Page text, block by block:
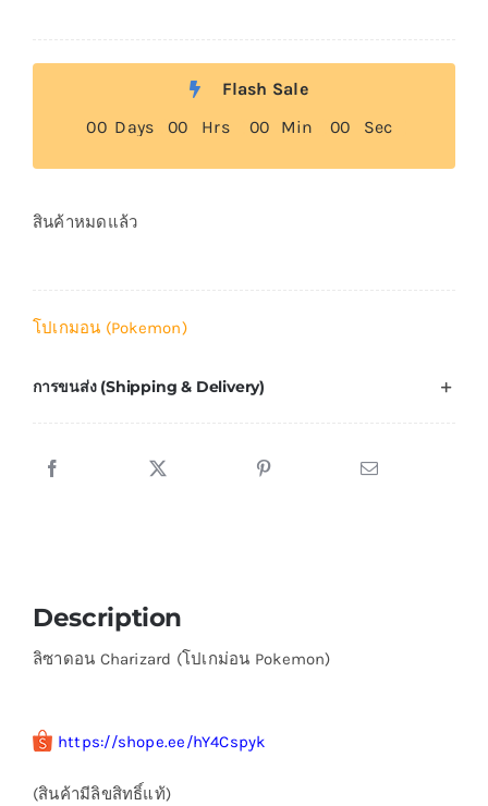
Flash Sale
00 Days 00 Hrs 00 Min 00 Sec
สินค้าหมดแล้ว
โปเกมอน (Pokemon)
การขนส่ง (Shipping & Delivery)
Description
ลิซาดอน Charizard (โปเกม่อน Pokemon)
https://shope.ee/hY4Cspyk
(สินค้ามีลิขสิทธิ์แท้)